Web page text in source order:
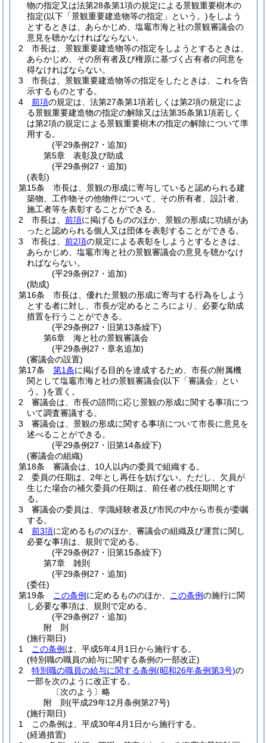
物の指定又は法第28条第1項の規定による景観重要樹木の
指定(以下「景観重要建造物等の指定」という。)をしよう
とするときは、あらかじめ、塩竈市海と社の景観審議会の
意見を聴かなければならない。
2
市長は、景観重要建造物等の指定をしようとするときは、
あらかじめ、その所有者及び権原に基づく占有者の同意を
得なければならない。
3
市長は、景観重要建造物等の指定をしたときは、これを告
示するものとする。
4
前項の規定は、法第27条第1項若しくは第2項の規定によ
る景観重要建造物の指定の解除又は法第35条第1項若しく
は第2項の規定による景観重要樹木の指定の解除について準
用する。
(平29条例27・追加)
第5章
表彰及び助成
(平29条例27・追加)
(表彰)
第15条
市長は、景観の形成に寄与していると認められる建
築物、工作物その他物件について、その所有者、設計者、
施工者等を表彰することができる。
2
市長は、 前項に掲げるもののほか、景観の形成に功績があ
ったと認められる個人又は団体を表彰することができる。
3
市長は、 前2項の規定による表彰をしようとするときは、
あらかじめ、塩竈市海と社の景観審議会の意見を聴かなけ
ればならない。
(平29条例27・追加)
(助成)
第16条
市長は、優れた景観の形成に寄与する行為をしよう
とする者に対し、市長が定めるところにより、必要な助成
措置を行うことができる。
(平29条例27・旧第13条繰下)
第6章
海と社の景観審議会
(平29条例27・章名追加)
(審議会の設置)
第17条
第1条に掲げる目的を達成するため、市長の附属機
関として塩竈市海と社の景観審議会(以下「審議会」とい
う。)を置く。
2
審議会は、市長の諮問に応じ景観の形成に関する事項につ
いて調査審議する。
3
審議会は、景観の形成に関する事項について市長に意見を
述べることができる。
(平29条例27・旧第14条繰下)
(審議会の組織)
第18条
審議会は、10人以内の委員で組織する。
2
委員の任期は、2年とし再任を妨げない。 ただし、欠員が
生じた場合の補欠委員の任期は、前任者の残任期間とす
る。
3
審議会の委員は、学識経験者及び市民の中から市長が委嘱
する。
4
前3項に定めるもののほか、審議会の組織及び運営に関し
必要な事項は、規則で定める。
(平29条例27・旧第15条繰下)
第7章
雑則
(平29条例27・追加)
(委任)
第19条
この条例 に定めるもののほか、 この条例の施行に関
し必要な事項は、規則で定める。
(平29条例27・追加)
附 則
(施行期日)
1
この条例 は、平成5年4月1日から施行する。
(特別職の職員の給与に関する条例の一部改正)
2
特別職の職員の給与に関する条例(昭和26年条例第3号)の
一部を次のように改正する。
〔次のよう〕略
附 則(平成29年12月条例第27号)
(施行期日)
1
この条例は、平成30年4月1日から施行する。
(経過措置)